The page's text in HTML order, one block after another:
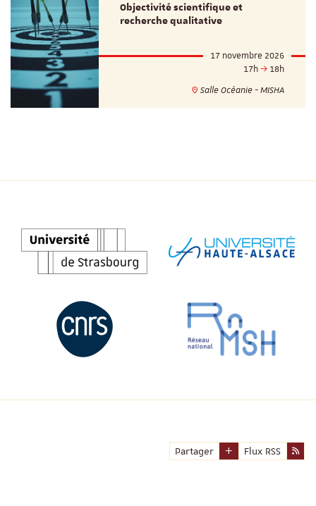
Objectivité scientifique et
recherche qualitative
17 novembre 2026
17h
18h
Salle Océanie - MISHA
Partager Flux RSS